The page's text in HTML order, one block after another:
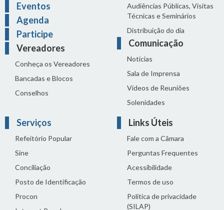
Eventos
Agenda
Participe
Vereadores
Conheça os Vereadores
Bancadas e Blocos
Conselhos
Audiências Públicas, Visitas
Técnicas e Seminários
Distribuição do dia
Comunicação
Notícias
Sala de Imprensa
Vídeos de Reuniões
Solenidades
Serviços
Refeitório Popular
Sine
Conciliação
Posto de Identificação
Procon
Links Úteis
Fale com a Câmara
Perguntas Frequentes
Acessibilidade
Termos de uso
Política de privacidade
(SILAP)